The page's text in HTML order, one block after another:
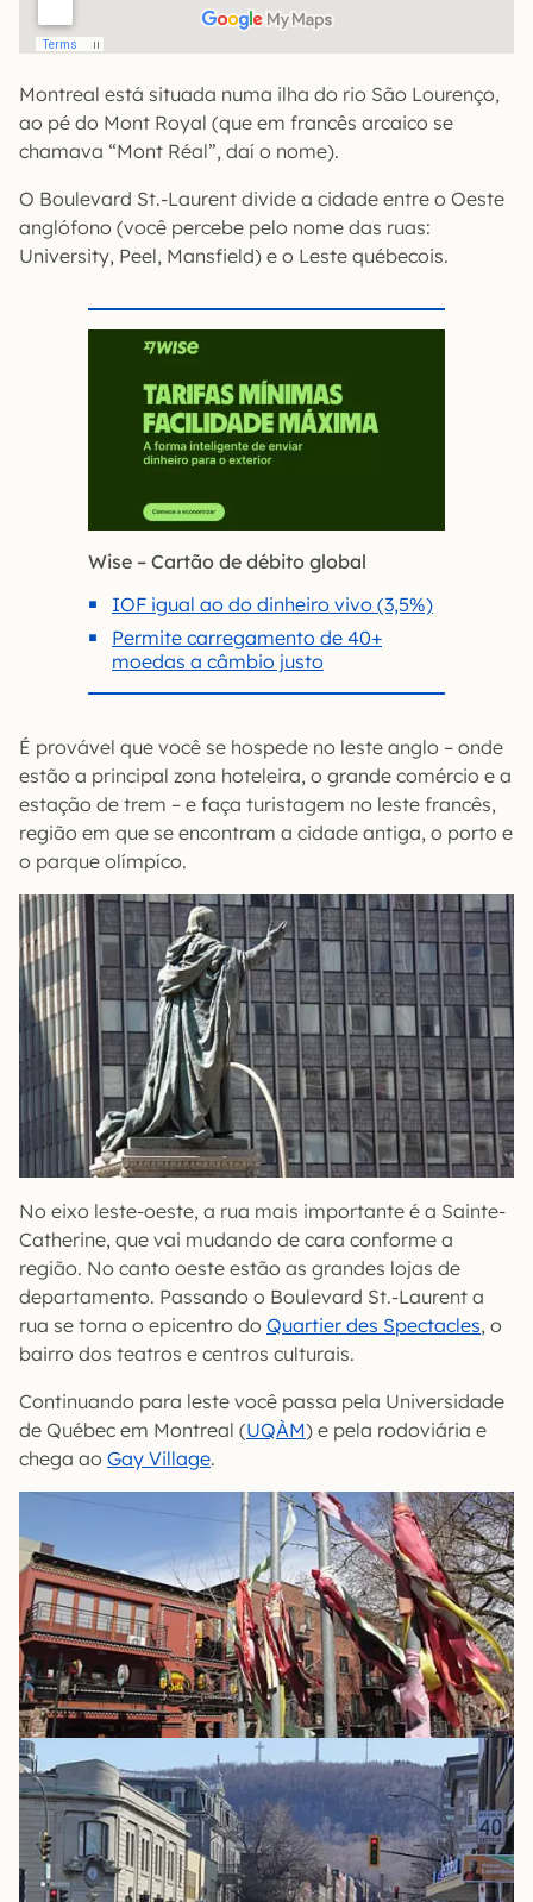
Montreal está situada numa ilha do rio São Lourenço,
ao pé do Mont Royal (que em francês arcaico se
chamava “Mont Réal”, daí o nome).
O Boulevard St.-Laurent divide a cidade entre o Oeste
anglófono (você percebe pelo nome das ruas:
University, Peel, Mansfield) e o Leste québecois.
Wise – Cartão de débito global
IOF igual ao do dinheiro vivo (3,5%)
Permite carregamento de 40+
moedas a câmbio justo
É provável que você se hospede no leste anglo – onde
estão a principal zona hoteleira, o grande comércio e a
estação de trem – e faça turistagem no leste francês,
região em que se encontram a cidade antiga, o porto e
o parque olímpíco.
No eixo leste-oeste, a rua mais importante é a Sainte-
Catherine, que vai mudando de cara conforme a
região. No canto oeste estão as grandes lojas de
departamento. Passando o Boulevard St.-Laurent a
rua se torna o epicentro do Quartier des Spectacles, o
bairro dos teatros e centros culturais.
Continuando para leste você passa pela Universidade
de Québec em Montreal (UQÀM) e pela rodoviária e
chega ao Gay Village.